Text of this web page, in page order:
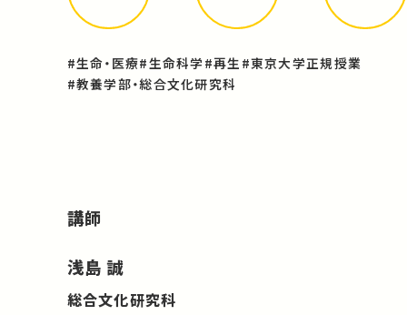
#生命・医療#生命科学 #再生 #東京大学正規授業
#教養学部・総合文化研究科
講師
浅島 誠
総合文化研究科